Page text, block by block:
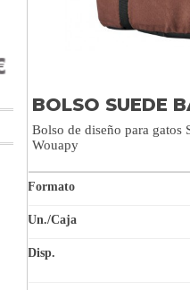
BOLSO SUEDE
Bolso de diseño para gatos
Wouapy